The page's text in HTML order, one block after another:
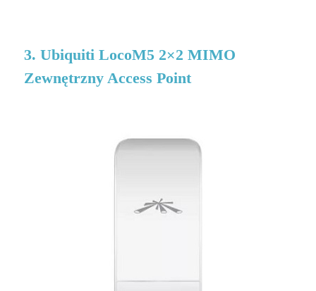
3. Ubiquiti LocoM5 2×2 MIMO
Zewnętrzny Access Point